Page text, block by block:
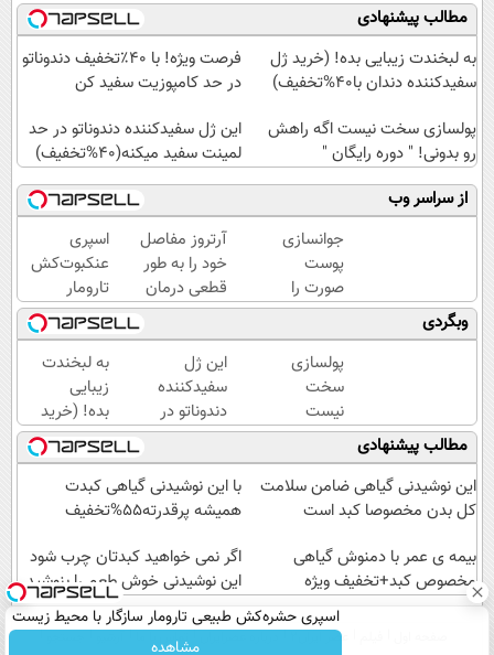
مطالب پیشنهادی
به لبخندت زیبایی بده! (خرید ژل
سفیدکننده دندان با40%تخفیف)
فرصت ویژه! با 40٪تخفیف دندوناتو
در حد کامپوزیت سفید کن
پولسازی سخت نیست اگه راهش
رو بدونی! " دوره رایگان "
این ژل سفیدکننده دندوناتو در حد
لمینت سفید میکنه(40%تخفیف)
از سراسر وب
جوانسازی
پوست
صورت را
با کرم
ضدچروک
آلمانی
تجربه
کنید!
آرتروز مفاصل
خود را به طور
قطعی درمان
کنید!
◗پرسش‌نامه◖
اسپری
عنکبوت‌‌کش
تارومار
ازبین‌برنده
انواع
عنکبوت
وبگردی
پولسازی
سخت
نیست
اگه
راهش
رو
بدونی! "
رایگان "
این ژل
سفیدکننده
دندوناتو در
حد لمینت
سفید
میکنه(40%تخفیف)
به لبخندت
زیبایی
بده! (خرید
ژل
سفیدکننده
دندان
با40%تخفیف)
مطالب پیشنهادی
این نوشیدنی گیاهی ضامن سلامت
کل بدن مخصوصا کبد است
با این نوشیدنی گیاهی کبدت
همیشه پرقدرته55%تخفیف
بیمه ی عمر با دمنوش گیاهی
مخصوص کبد+تخفیف ویژه
اگر نمی خواهید کبدتان چرب شود
این نوشیدنی خوش طعم را بنوشید
اسپری حشره‌کش طبیعی تارومار سازگار با محیط زیست
و با محافظت طبیعی
مشاهده عصر ایران۲ تماس با ما